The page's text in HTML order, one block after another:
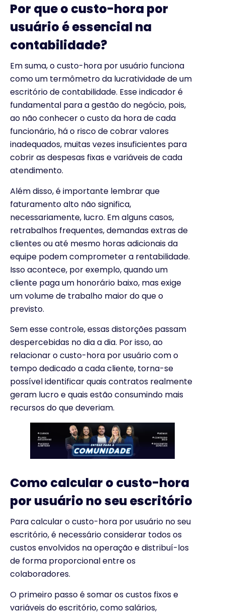
Por que o custo-hora por
usuário é essencial na
contabilidade?
Em suma, o custo-hora por usuário funciona
como um termômetro da lucratividade de um
escritório de contabilidade. Esse indicador é
fundamental para a gestão do negócio, pois,
ao não conhecer o custo da hora de cada
funcionário, há o risco de cobrar valores
inadequados, muitas vezes insuficientes para
cobrir as despesas fixas e variáveis de cada
atendimento.
Além disso, é importante lembrar que
faturamento alto não significa,
necessariamente, lucro. Em alguns casos,
retrabalhos frequentes, demandas extras de
clientes ou até mesmo horas adicionais da
equipe podem comprometer a rentabilidade.
Isso acontece, por exemplo, quando um
cliente paga um honorário baixo, mas exige
um volume de trabalho maior do que o
previsto.
Sem esse controle, essas distorções passam
despercebidas no dia a dia. Por isso, ao
relacionar o custo-hora por usuário com o
tempo dedicado a cada cliente, torna-se
possível identificar quais contratos realmente
geram lucro e quais estão consumindo mais
recursos do que deveriam.
Como calcular o custo-hora
por usuário no seu escritório
Para calcular o custo-hora por usuário no seu
escritório, é necessário considerar todos os
custos envolvidos na operação e distribuí-los
de forma proporcional entre os
colaboradores.
O primeiro passo é somar os custos fixos e
variáveis do escritório, como salários,